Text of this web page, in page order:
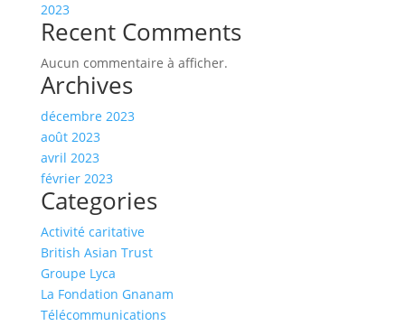
2023
Recent Comments
Aucun commentaire à afficher.
Archives
décembre 2023
août 2023
avril 2023
février 2023
Categories
Activité caritative
British Asian Trust
Groupe Lyca
La Fondation Gnanam
Télécommunications